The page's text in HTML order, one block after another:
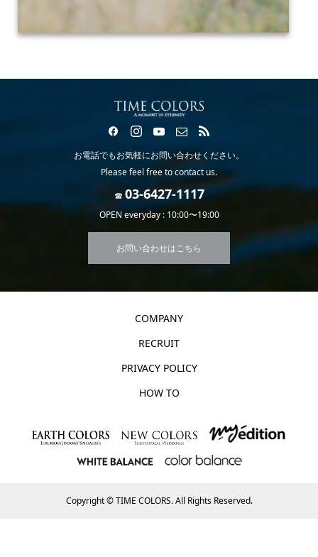
お電話でもお気軽にお問い合わせください。
Please feel free to contact us.
☎
OPEN everyday : 10:00〜19:00
お問い合わせはこちら
COMPANY
RECRUIT
PRIVACY POLICY
HOW TO
Copyright ©TIME COLORS. All Rights Reserved.